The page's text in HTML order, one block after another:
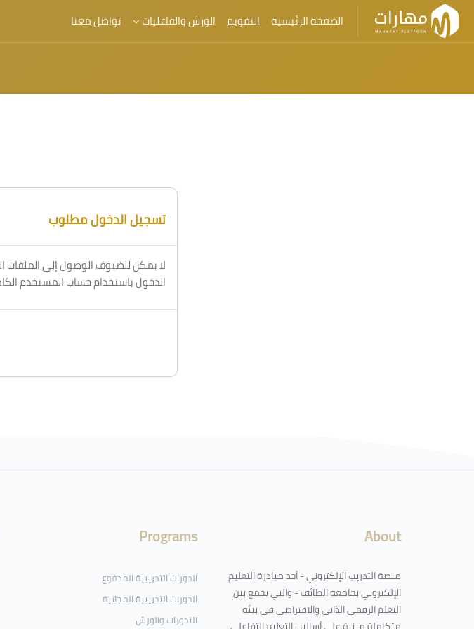
الصفحة الرئيسية التقويم الورش والفاعليات تواصل معنا
تسجيل الدخول مطلوب
لا يمكن للضيوف الوصول إلى
الدخول باستخدام حساب المستخدم
About
منصة التدريب الإلكتروني - أحد مبادرة التعليم
الإلكتروني بجامعة الطائف - والتي تجمع بين
التعلم الرقمي الذاتي والافتراضي في بيئة
Programs
الدورات التدريبية المدفوع
الدورات التدريبية المجانية
الندورات والورش